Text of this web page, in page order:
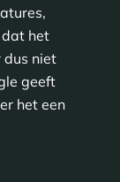
het
dus niet
geeft
het een